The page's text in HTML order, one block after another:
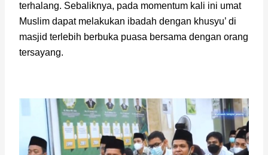
terhalang. Sebaliknya, pada momentum kali ini umat
Muslim dapat melakukan ibadah dengan khusyu’ di
masjid terlebih berbuka puasa bersama dengan orang
tersayang.